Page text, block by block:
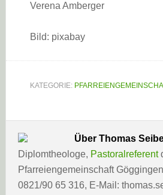
Verena Amberger
Bild: pixabay
KATEGORIE:
Über Thomas
Diplomtheologe, Pastoralreferent
Pfarreiengemeinschaft
0821/90 65 316, E-Mail: